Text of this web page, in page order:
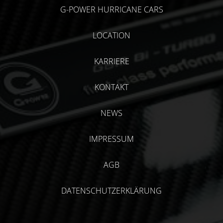
G-POWER HURRICANE CARS
LOCATION
KARRIERE
KONTAKT
NEWS
IMPRESSUM
AGB
DATENSCHUTZERKLÄRUNG